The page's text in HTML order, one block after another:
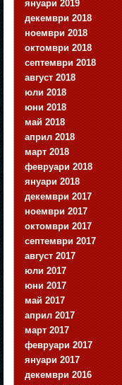
януари 2019
декември 2018
ноември 2018
октомври 2018
септември 2018
август 2018
юли 2018
юни 2018
май 2018
април 2018
март 2018
февруари 2018
януари 2018
декември 2017
ноември 2017
октомври 2017
септември 2017
август 2017
юли 2017
юни 2017
май 2017
април 2017
март 2017
февруари 2017
януари 2017
декември 2016